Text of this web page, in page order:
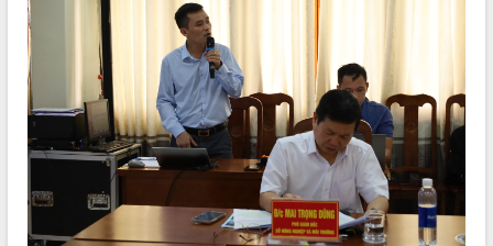
tại Nghĩa trang Liệt sĩ xã Sơn Hòa
Bàn giải pháp tháo gỡ khó khăn trong
xuất khẩu sầu riêng và triển khai quy
định EUDR
Thứ trưởng Bộ Nông nghiệp và Môi
trường Nguyễn Hoàng Hiệp khảo sát
vùng trồng và doanh nghiệp đóng gói
sầu riêng tại Đắk Lắk
Trình diễn nghệ thuật chế biến các
món ăn từ sầu riêng
Hôm nay:
30970
Tất cả:
66076293